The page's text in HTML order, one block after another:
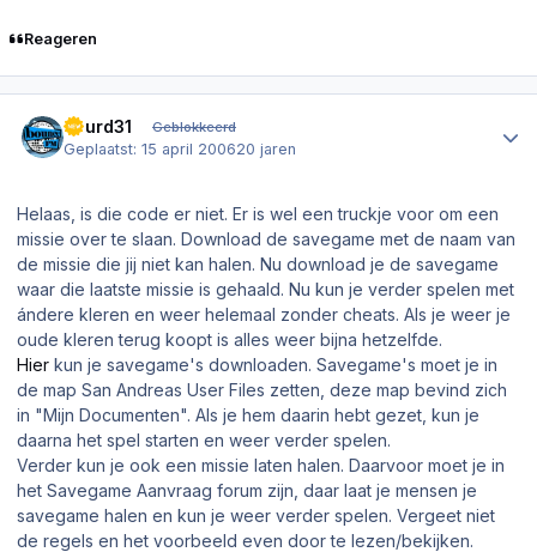
Reageren
Ruurd31 Geblokkeerd
Geplaatst:15 april 200620 jaren
Helaas, is die code er niet. Er is wel een truckje voor om een
missie over te slaan. Download de savegame met de naam van
de missie die jij niet kan halen. Nu download je de savegame
waar die laatste missie is gehaald. Nu kun je verder spelen met
ándere kleren en weer helemaal zonder cheats. Als je weer je
oude kleren terug koopt is alles weer bijna hetzelfde.
Hier kun je savegame's downloaden. Savegame's moet je in
de map San Andreas User Files zetten, deze map bevind zich
in "Mijn Documenten". Als je hem daarin hebt gezet, kun je
daarna het spel starten en weer verder spelen.
Verder kun je ook een missie laten halen. Daarvoor moet je in
het Savegame Aanvraag forum zijn, daar laat je mensen je
savegame halen en kun je weer verder spelen. Vergeet niet
de regels en het voorbeeld even door te lezen/bekijken.